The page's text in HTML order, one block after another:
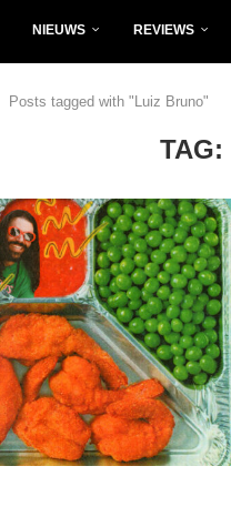
NIEUWS REVIEWS
Posts tagged with "Luiz Bruno"
TAG: